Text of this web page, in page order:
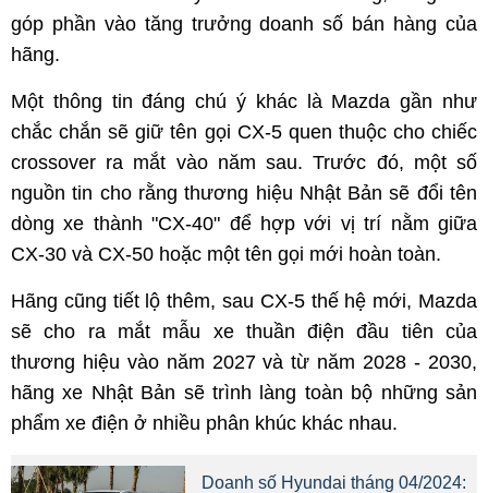
góp phần vào tăng trưởng doanh số bán hàng của
hãng.
Một thông tin đáng chú ý khác là Mazda gần như
chắc chắn sẽ giữ tên gọi CX-5 quen thuộc cho chiếc
crossover ra mắt vào năm sau. Trước đó, một số
nguồn tin cho rằng thương hiệu Nhật Bản sẽ đổi tên
dòng xe thành "CX-40" để hợp với vị trí nằm giữa
CX-30 và CX-50 hoặc một tên gọi mới hoàn toàn.
Hãng cũng tiết lộ thêm, sau CX-5 thế hệ mới, Mazda
sẽ cho ra mắt mẫu xe thuần điện đầu tiên của
thương hiệu vào năm 2027 và từ năm 2028 - 2030,
hãng xe Nhật Bản sẽ trình làng toàn bộ những sản
phẩm xe điện ở nhiều phân khúc khác nhau.
Doanh số Hyundai tháng 04/2024: